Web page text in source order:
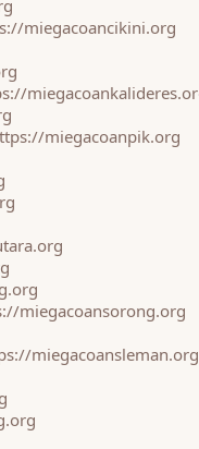
miegacoancikini.org
miegacoanpik.org
miegacoansorong.org
miegacoansleman.org